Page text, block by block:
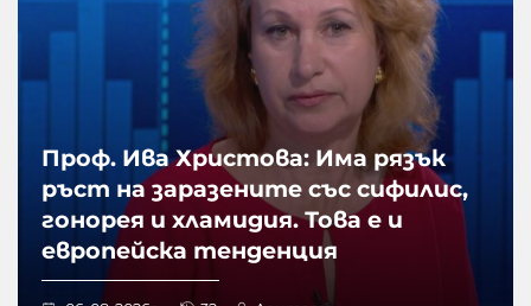
Проф. Ива Христова: Има рязък
ръст на заразените със сифилис,
гонорея и хламидия. Това е и
европейска тенденция